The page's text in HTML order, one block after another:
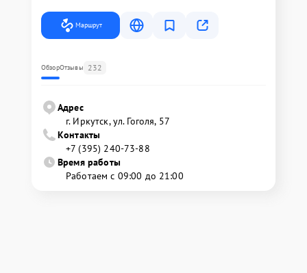
Маршрут
ОбзорОтзывы 232
Адрес
г. Иркутск, ул. ​Гоголя, 57
Контакты
+7 (395) 240-73-88
Время работы
Работаем с 09:00 до 21:00